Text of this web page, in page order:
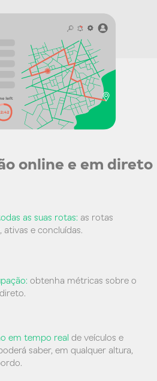
online e em direto
as suas rotas: as rotas
ativas e concluídas.
obtenha métricas sobre o
em tempo realde veículos e
saber, em qualquer altura,